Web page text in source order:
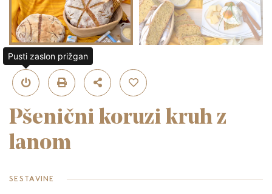
Pšenični koruzi kruh z
lanom
SESTAVINE
Pusti zaslon prižgan